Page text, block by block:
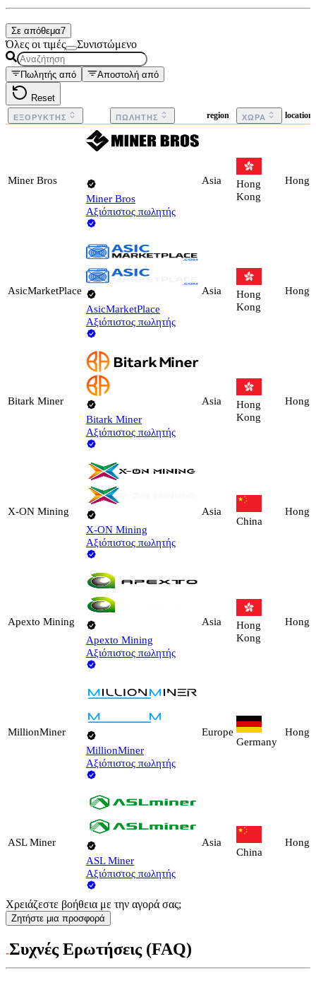
Σε απόθεμα7
Όλες οι τιμές Συνιστώμενο
Πωλητής από Αποστολή από
Reset
ΕΞΟΡΎΚΤΗΣ ΠΩΛΗΤΉΣ region ΧΏΡΑ
Miner Bros
Miner Bros
Αξιόπιστος πωλητής
Asia
Hong
Kong
Hong
AsicMarketPlace
AsicMarketPlace
Αξιόπιστος πωλητής
Asia
Hong
Kong
Hong
Bitark Miner
Bitark Miner
Αξιόπιστος πωλητής
Asia
Hong
Kong
Hong
X-ON Mining
X-ON Mining
Αξιόπιστος πωλητής
Asia
China
Hong
Apexto Mining
Apexto Mining
Αξιόπιστος πωλητής
Asia
Hong
Kong
Hong
MillionMiner
MillionMiner
Αξιόπιστος πωλητής
Europe
Germany
Hong
ASL Miner
ASL Miner
Αξιόπιστος πωλητής
Asia
China
Hong
Χρειάζεστε βοήθεια με την αγορά σας;
Ζητήστε μια προσφορά
Συχνές Ερωτήσεις (FAQ)